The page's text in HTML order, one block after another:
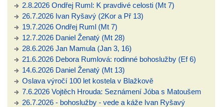
2.8.2026 Ondřej Ruml: K pravdivé celosti (Mt 7)
26.7.2026 Ivan Ryšavý (2Kor a Př 13)
19.7.2026 Ondřej Ruml (Mt 7)
12.7.2026 Daniel Ženatý (Mt 28)
28.6.2026 Jan Mamula (Jan 3, 16)
21.6.2026 Debora Rumlová: rodinné bohoslužby (Ef 6)
14.6.2026 Daniel Ženatý (Mt 13)
Oslava výročí 100 let kostela v Blažkově
7.6.2026 Vojtěch Hrouda: Seznámení Jóba s Matoušem
26.7.2026 - bohoslužby - vede a káže Ivan Ryšavý